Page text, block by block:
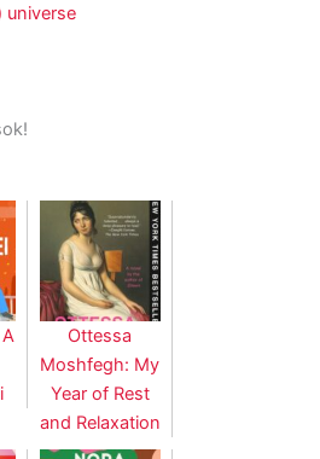
universe
Ottessa
Moshfegh: My
Year of Rest
and Relaxation